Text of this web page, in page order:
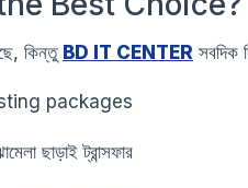
কিন্তু BD IT CENTER সবদিক
packages
ছাড়াই ট্রান্সফার